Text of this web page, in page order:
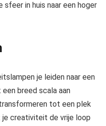
in huis naar een hoger
je leiden naar een
breed scala aan
tot een plek
creativiteit de vrije loop